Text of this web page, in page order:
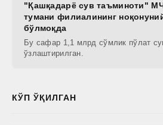
"Қашқадарё сув таъминоти"
тумани филиалининг
бўлмоқда
Бу сафар 1,1 млрд сўмлик пўлат
ўзлаштирилган.
КЎП ЎҚИЛГАН